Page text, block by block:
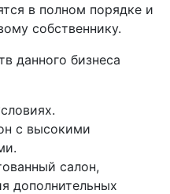
в полном порядке и
собственнику.
данного бизнеса
с высокими
салон,
дополнительных